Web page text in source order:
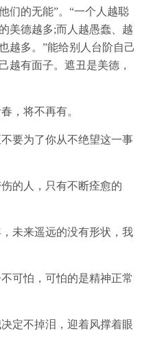
们的无能”。“一个人越聪
美德越多;而人越愚蠢、越
越多。”能给别人台阶自己
越有面子。遮丑是美德，
将不再有。
为了你从不绝望这一事
人，只有不断痊愈的
来遥远的没有形状，我
怕，可怕的是精神正常
不掉泪，迎着风撑着眼